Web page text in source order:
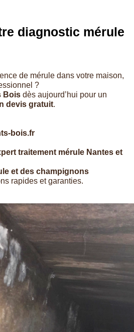
diagnostic mérule
de mérule dans votre maison,
?
Bois dès aujourd’hui pour un
devis gratuit.
bois.fr
traitement mérule Nantes et
et des champignons
rapides et garanties.